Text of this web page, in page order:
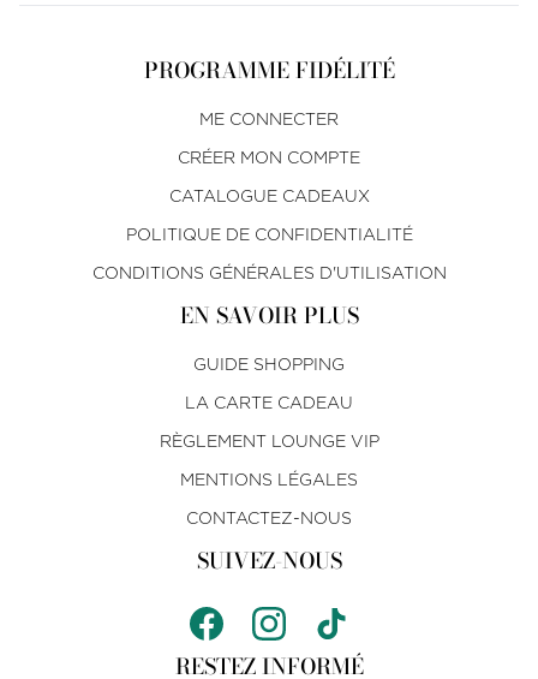
PROGRAMME FIDÉLITÉ
ME CONNECTER
CRÉER MON COMPTE
CATALOGUE CADEAUX
POLITIQUE DE CONFIDENTIALITÉ
CONDITIONS GÉNÉRALES D'UTILISATION
EN SAVOIR PLUS
GUIDE SHOPPING
LA CARTE CADEAU
RÈGLEMENT LOUNGE VIP
MENTIONS LÉGALES
CONTACTEZ-NOUS
SUIVEZ-NOUS
RESTEZ INFORMÉ